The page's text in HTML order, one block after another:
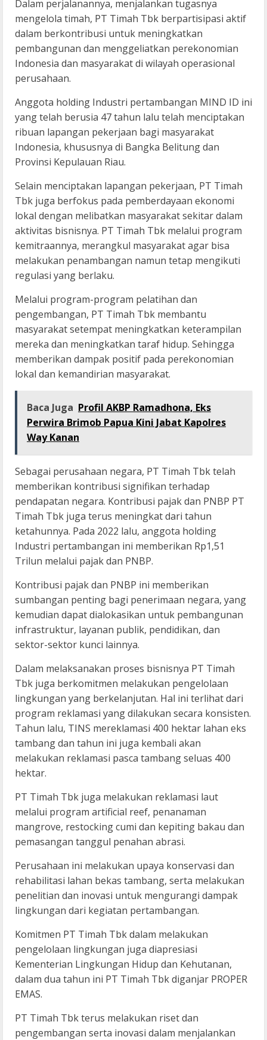
Dalam perjalanannya, menjalankan tugasnya
mengelola timah, PT Timah Tbk berpartisipasi aktif
dalam berkontribusi untuk meningkatkan
pembangunan dan menggeliatkan perekonomian
Indonesia dan masyarakat di wilayah operasional
perusahaan.
Anggota holding Industri pertambangan MIND ID ini
yang telah berusia 47 tahun lalu telah menciptakan
ribuan lapangan pekerjaan bagi masyarakat
Indonesia, khususnya di Bangka Belitung dan
Provinsi Kepulauan Riau.
Selain menciptakan lapangan pekerjaan, PT Timah
Tbk juga berfokus pada pemberdayaan ekonomi
lokal dengan melibatkan masyarakat sekitar dalam
aktivitas bisnisnya. PT Timah Tbk melalui program
kemitraannya, merangkul masyarakat agar bisa
melakukan penambangan namun tetap mengikuti
regulasi yang berlaku.
Melalui program-program pelatihan dan
pengembangan, PT Timah Tbk membantu
masyarakat setempat meningkatkan keterampilan
mereka dan meningkatkan taraf hidup. Sehingga
memberikan dampak positif pada perekonomian
lokal dan kemandirian masyarakat.
Baca Juga Profil AKBP Ramadhona, Eks
Perwira Brimob Papua Kini Jabat Kapolres
Way Kanan
Sebagai perusahaan negara, PT Timah Tbk telah
memberikan kontribusi signifikan terhadap
pendapatan negara. Kontribusi pajak dan PNBP PT
Timah Tbk juga terus meningkat dari tahun
ketahunnya. Pada 2022 lalu, anggota holding
Industri pertambangan ini memberikan Rp1,51
Trilun melalui pajak dan PNBP.
Kontribusi pajak dan PNBP ini memberikan
sumbangan penting bagi penerimaan negara, yang
kemudian dapat dialokasikan untuk pembangunan
infrastruktur, layanan publik, pendidikan, dan
sektor-sektor kunci lainnya.
Dalam melaksanakan proses bisnisnya PT Timah
Tbk juga berkomitmen melakukan pengelolaan
lingkungan yang berkelanjutan. Hal ini terlihat dari
program reklamasi yang dilakukan secara konsisten.
Tahun lalu, TINS mereklamasi 400 hektar lahan eks
tambang dan tahun ini juga kembali akan
melakukan reklamasi pasca tambang seluas 400
hektar.
PT Timah Tbk juga melakukan reklamasi laut
melalui program artificial reef, penanaman
mangrove, restocking cumi dan kepiting bakau dan
pemasangan tanggul penahan abrasi.
Perusahaan ini melakukan upaya konservasi dan
rehabilitasi lahan bekas tambang, serta melakukan
penelitian dan inovasi untuk mengurangi dampak
lingkungan dari kegiatan pertambangan.
Komitmen PT Timah Tbk dalam melakukan
pengelolaan lingkungan juga diapresiasi
Kementerian Lingkungan Hidup dan Kehutanan,
dalam dua tahun ini PT Timah Tbk diganjar PROPER
EMAS.
PT Timah Tbk terus melakukan riset dan
pengembangan serta inovasi dalam menjalankan